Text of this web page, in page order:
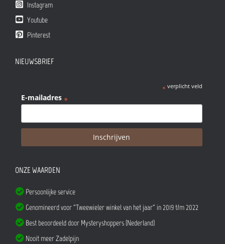
Instagram
Youtube
Pinterest
NIEUWSBRIEF
* verplicht veld
E-mailadres *
ONZE WAARDEN
Persoonlijke service
Genomineerd voor "Tweewieler winkel van het jaar" in 2019 t/m 2022
Best beoordeeld door Mysteryshoppers (Nederland)
Nooit meer Zadelpijn